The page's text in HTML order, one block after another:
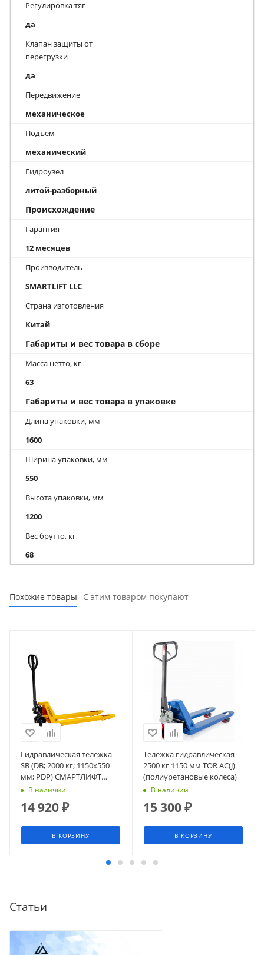
Регулировка тяг
да
Клапан защиты от
перегрузки
да
Передвижение
механическое
Подъем
механический
Гидроузел
литой-разборный
Происхождение
Гарантия
12 месяцев
Производитель
SMARTLIFT LLC
Страна изготовления
Китай
Габариты и вес товара в сборе
Масса нетто, кг
63
Габариты и вес товара в упаковке
Длина упаковки, мм
1600
Ширина упаковки, мм
550
Высота упаковки, мм
1200
Вес брутто, кг
68
Похожие товары С этим товаром покупают
Гидравлическая тележка
SB (DB; 2000 кг; 1150х550
мм; PDP) СМАРТЛИФТ
(SMARTLIFT)
В наличии
14 920₽
В КОРЗИНУ
Тележка гидравлическая
2500 кг 1150 мм TOR AC(J)
(полиуретановые колеса)
В наличии
15 300₽
В КОРЗИНУ
Статьи